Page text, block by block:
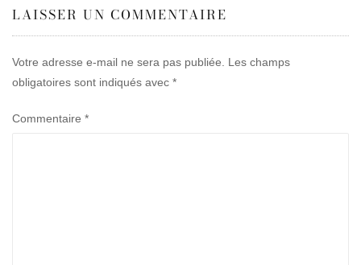
l’article
LAISSER UN COMMENTAIRE
Votre adresse e-mail ne sera pas publiée.
Les champs
obligatoires sont indiqués avec *
Commentaire *